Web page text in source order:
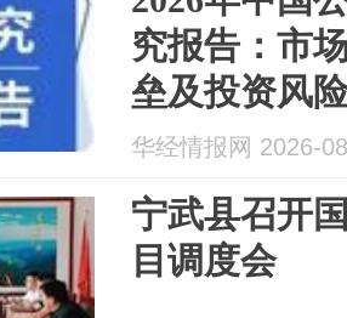
究报告：市
垒及投资风
华经情报网 2026-
宁武县召开
目调度会